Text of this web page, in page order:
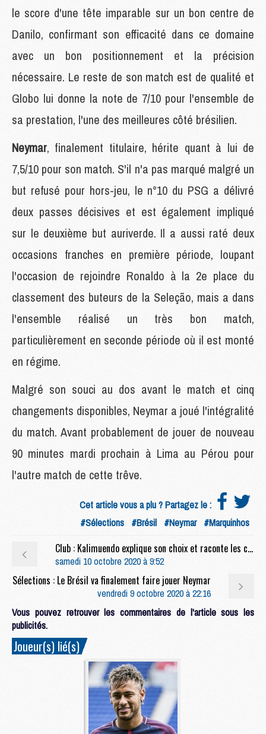
le score d'une tête imparable sur un bon centre de
Danilo, confirmant son efficacité dans ce domaine
avec un bon positionnement et la précision
nécessaire. Le reste de son match est de qualité et
Globo lui donne la note de 7/10 pour l'ensemble de
sa prestation, l'une des meilleures côté brésilien.
Neymar, finalement titulaire, hérite quant à lui de
7,5/10 pour son match. S'il n'a pas marqué malgré un
but refusé pour hors-jeu, le n°10 du PSG a délivré
deux passes décisives et est également impliqué
sur le deuxième but auriverde. Il a aussi raté deux
occasions franches en première période, loupant
l'occasion de rejoindre Ronaldo à la 2e place du
classement des buteurs de la Seleção, mais a dans
l'ensemble réalisé un très bon match,
particulièrement en seconde période où il est monté
en régime.
Malgré son souci au dos avant le match et cinq
changements disponibles, Neymar a joué l'intégralité
du match. Avant probablement de jouer de nouveau
90 minutes mardi prochain à Lima au Pérou pour
l'autre match de cette trêve.
Cet article vous a plu ? Partagez le :
#Sélections #Brésil #Neymar #Marquinhos
Club : Kalimuendo explique son choix et raconte les conseils des pros
samedi 10 octobre 2020 à 9:52
Sélections : Le Brésil va finalement faire jouer Neymar
vendredi 9 octobre 2020 à 22:16
Vous pouvez retrouver les commentaires de l'article sous les
publicités.
Joueur(s) lié(s)